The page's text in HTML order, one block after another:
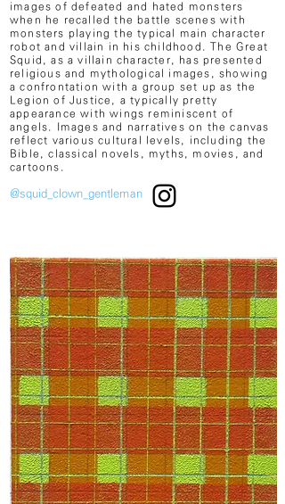
images of defeated and hated monsters
when he recalled the battle scenes with
monsters playing the typical main character
robot and villain in his childhood. The Great
Squid, as a villain character, has presented
religious and mythological images, showing
a confrontation with a group set up as the
Legion of Justice, a typically pretty
appearance with wings reminiscent of
angels. Images and narratives on the canvas
reflect various cultural levels, including the
Bible, classical novels, myths, movies, and
cartoons.
@squid_clown_gentleman